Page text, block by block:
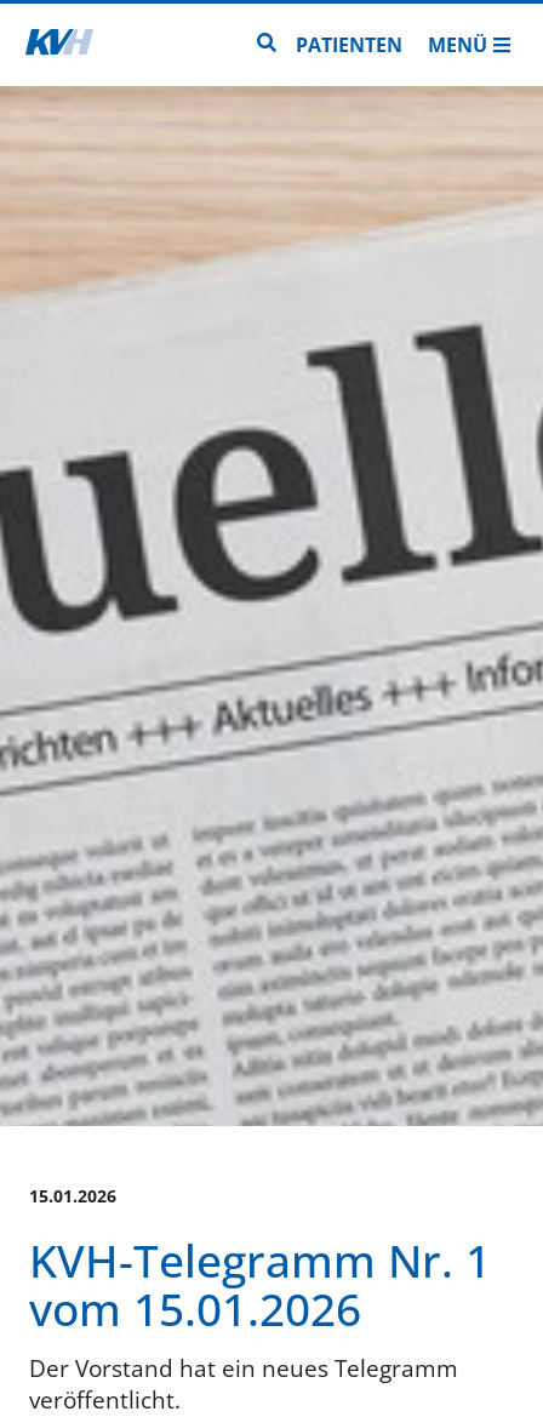
Zur Startseite Zur Seitensuche
PATIENTEN MENÜ
15.01.2026
KVH-Telegramm Nr. 1
vom 15.01.2026
Der Vorstand hat ein neues Telegramm
veröffentlicht.